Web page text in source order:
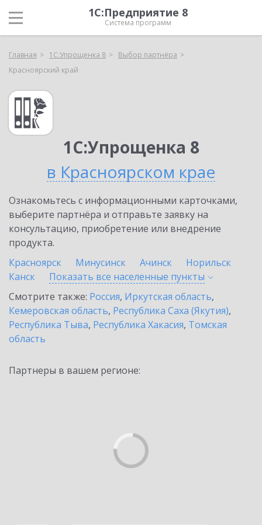
1С:Предприятие 8
Система программ
Главная 1С:Упрощенка 8
Выбор партнёра
Красноярский край
1С:Упрощенка 8
в Красноярском крае
Ознакомьтесь с информационными карточками,
выберите партнёра и отправьте заявку на
консультацию, приобретение или внедрение
продукта.
Красноярск
Минусинск Ачинск
Норильск
Канск
Показать все населенные пункты
Смотрите также: Россия, Иркутская область,
Кемеровская область, Республика Саха (Якутия),
Республика Тыва, Республика Хакасия, Томская
область
Партнеры в вашем регионе: